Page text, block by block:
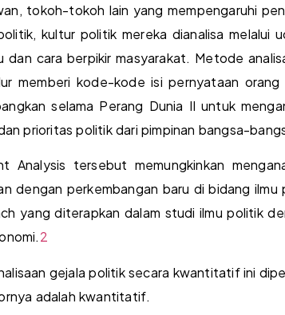
tokoh-tokoh lain yang mempengaruhi
kultur politik mereka dianalisa melalui
dan cara berpikir masyarakat. Metode
memberi kode-kode isi pernyataan
selama Perang Dunia II untuk
prioritas politik dari pimpinan bangsa-
Analysis tersebut memungkinkan
dengan perkembangan baru di bidang
yang diterapkan dalam studi ilmu politik
2
gejala politik secara kwantitatif ini
adalah kwantitatif.